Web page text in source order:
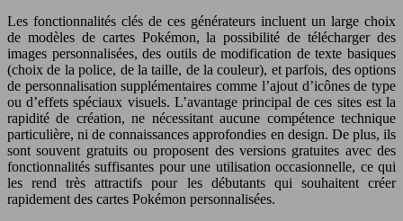
Les fonctionnalités clés de ces générateurs incluent un large choix
de modèles de cartes Pokémon, la possibilité de télécharger des
images personnalisées, des outils de modification de texte basiques
(choix de la police, de la taille, de la couleur), et parfois, des options
de personnalisation supplémentaires comme l’ajout d’icônes de type
ou d’effets spéciaux visuels. L’avantage principal de ces sites est la
rapidité de création, ne nécessitant aucune compétence technique
particulière, ni de connaissances approfondies en design. De plus, ils
sont souvent gratuits ou proposent des versions gratuites avec des
fonctionnalités suffisantes pour une utilisation occasionnelle, ce qui
les rend très attractifs pour les débutants qui souhaitent créer
rapidement des cartes Pokémon personnalisées.